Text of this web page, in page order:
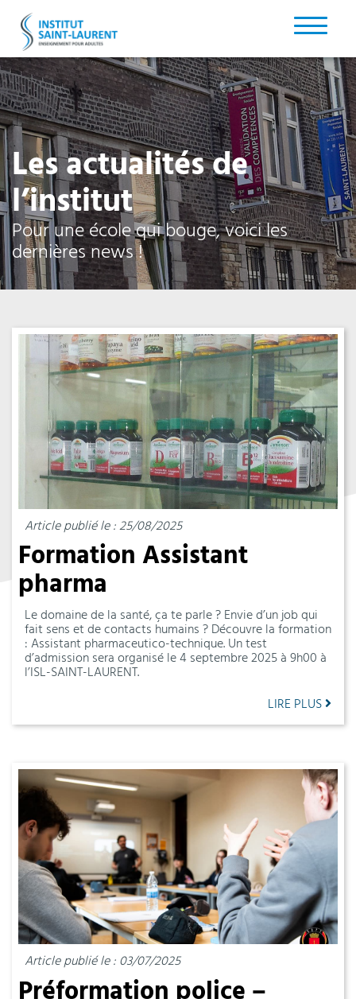
Les actualités de
l’institut
Pour une école qui bouge, voici les
dernières news !
Article publié le : 25/08/2025
Formation Assistant
pharma
Le domaine de la santé, ça te parle ? Envie d’un job qui
fait sens et de contacts humains ? Découvre la formation
: Assistant pharmaceutico-technique. Un test
d’admission sera organisé le 4 septembre 2025 à 9h00 à
l’ISL-SAINT-LAURENT.
LIRE PLUS
Article publié le : 03/07/2025